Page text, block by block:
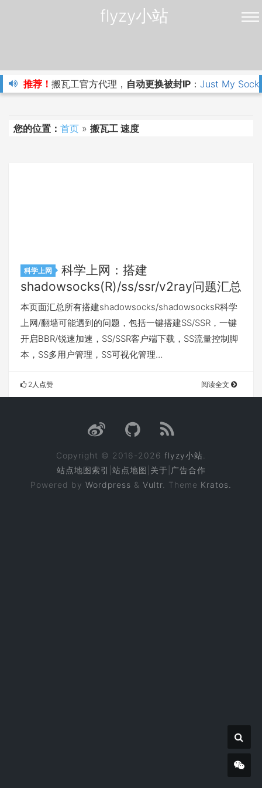
flyzy小站
推荐！ 搬瓦工官方代理， 自动更换被封IP ： Just My
您的位置： 首页 » 搬瓦工 速度
科学上网
科学上网：搭建
shadowsocks(R)/ss/ssr/v2ray问题汇总
本页面汇总所有搭建shadowsocks/shadowsocksR科学
上网/翻墙可能遇到的问题，包括一键搭建SS/SSR，一键
开启BBR/锐速加速，SS/SSR客户端下载，SS流量控制脚
本，SS多用户管理，SS可视化管理…
2人点赞 阅读全文
Copyright © 2016-2026 flyzy小站
站点地图索引 站点地图 关于 广告合作
Powered by Wordpress & Vultr . Theme Kratos.